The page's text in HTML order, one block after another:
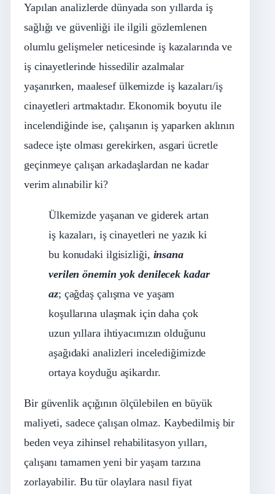
Yapılan analizlerde dünyada son yıllarda iş
sağlığı ve güvenliği ile ilgili gözlemlenen
olumlu gelişmeler neticesinde iş kazalarında ve
iş cinayetlerinde hissedilir azalmalar
yaşanırken, maalesef ülkemizde iş kazaları/iş
cinayetleri artmaktadır. Ekonomik boyutu ile
incelendiğinde ise, çalışanın iş yaparken aklının
sadece işte olması gerekirken, asgari ücretle
geçinmeye çalışan arkadaşlardan ne kadar
verim alınabilir ki?
Ülkemizde yaşanan ve giderek artan
iş kazaları, iş cinayetleri ne yazık ki
bu konudaki ilgisizliği, insana
verilen önemin yok denilecek kadar
az; çağdaş çalışma ve yaşam
koşullarına ulaşmak için daha çok
uzun yıllara ihtiyacımızın olduğunu
aşağıdaki analizleri incelediğimizde
ortaya koyduğu aşikardır.
Bir güvenlik açığının ölçülebilen en büyük
maliyeti, sadece çalışan olmaz. Kaybedilmiş bir
beden veya zihinsel rehabilitasyon yılları,
çalışanı tamamen yeni bir yaşam tarzına
zorlayabilir. Bu tür olaylara nasıl fiyat